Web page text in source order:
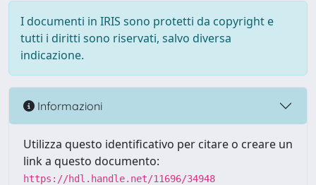
I documenti in IRIS sono protetti da copyright e
tutti i diritti sono riservati, salvo diversa
indicazione.
Informazioni
Utilizza questo identificativo per citare o creare un
link a questo documento:
https://hdl.handle.net/11696/34948